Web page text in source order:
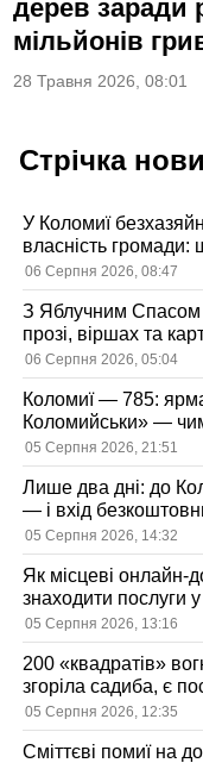
дерев заради
мільйонів
28 Травня 2026, 08:01
Стрічка
У Коломиї
власність громади:
06 Серпня 2026, 08:47
З Яблучним Спасом
прозі, віршах та
06 Серпня 2026, 05:04
Коломиї — 785:
Коломийськи» —
05 Серпня 2026, 21:51
Лише два дні: до
— і вхід
05 Серпня 2026, 14:32
Як місцеві онлайн-
знаходити послуги у
05 Серпня 2026, 13:16
200 «квадратів»
згоріла садиба, є
05 Серпня 2026, 12:35
Сміттєві помиї на